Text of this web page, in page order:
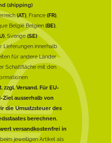
(shipping)
(AT), France (FR),
België Belgien (BE),
, Sverige(SE)
Lieferungen innerhalb
für andere Länder
Schaltfläche mit den
zzgl. Versand. Für EU-
Ziel ausserhalb von
die Umsatzsteuer des
berechnen.
versandkostenfrei in
jeweiligen Artikel als